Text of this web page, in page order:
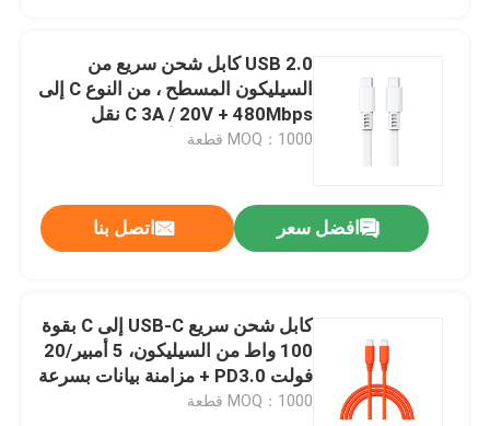
اتصل بنا
القضايا
لوحة مفاتيح وماوس كمبيوتر سلكي
USB 2.0 كابل شحن سريع من
السيليكون المسطح ، من النوع C إلى
C 3A / 20V + 480Mbps نقل
البيانات ، 1M كابل أبيض رقيق مقاوم
MOQ：1000 قطعة
افضل سعر اتصل بنا
كابل شحن سريع USB-C إلى C بقوة
100 واط من السيليكون، 5 أمبير/20
فولت PD3.0 + مزامنة بيانات بسرعة
480 ميجابت في الثانية، سلك ناعم
MOQ：1000 قطعة